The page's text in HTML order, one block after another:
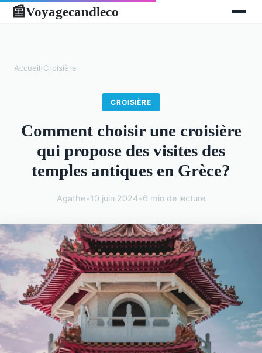
📰Voyagecandleco
Accueil›Croisière
CROISIÈRE
Comment choisir une croisière
qui propose des visites des
temples antiques en Grèce?
Agathe•10 juin 2024•6 min de lecture